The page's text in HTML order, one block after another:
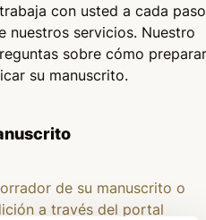
con usted a cada paso
nuestros servicios. Nuestro
sobre cómo
su manuscrito.
de su manuscrito o
a través del portal